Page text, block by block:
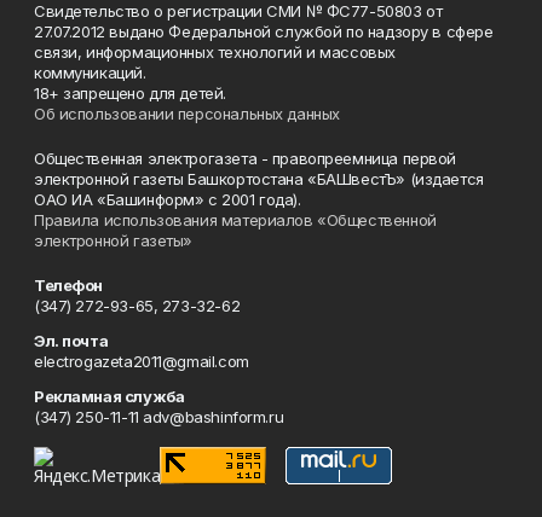
Свидетельство о регистрации СМИ № ФС77-50803 от
27.07.2012 выдано Федеральной службой по надзору в сфере
связи, информационных технологий и массовых
коммуникаций.
18+ запрещено для детей.
Об использовании персональных данных
Общественная электрогазета - правопреемница первой
электронной газеты Башкортостана «БАШвестЪ» (издается
ОАО ИА «Башинформ» с 2001 года).
Правила использования материалов «Общественной
электронной газеты»
Телефон
(347) 272-93-65, 273-32-62
Эл. почта
electrogazeta2011@gmail.com
Рекламная служба
(347) 250-11-11 adv@bashinform.ru